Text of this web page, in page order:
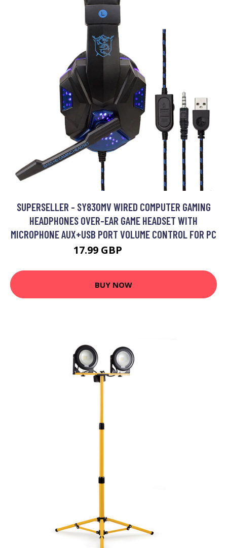
SUPERSELLER - SY830MV WIRED COMPUTER GAMING
HEADPHONES OVER-EAR GAME HEADSET WITH
MICROPHONE AUX+USB PORT VOLUME CONTROL FOR PC
17.99 GBP
BUY NOW